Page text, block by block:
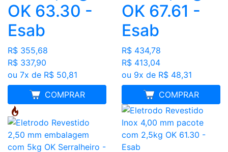
OK 63.30 -
Esab
R$ 355,68
R$ 337,90
ou 7x de R$ 50,81
COMPRAR
MELHOR PREÇO
OK 67.61 -
Esab
R$ 434,78
R$ 413,04
ou 9x de R$ 48,31
COMPRAR
MELHOR PREÇO